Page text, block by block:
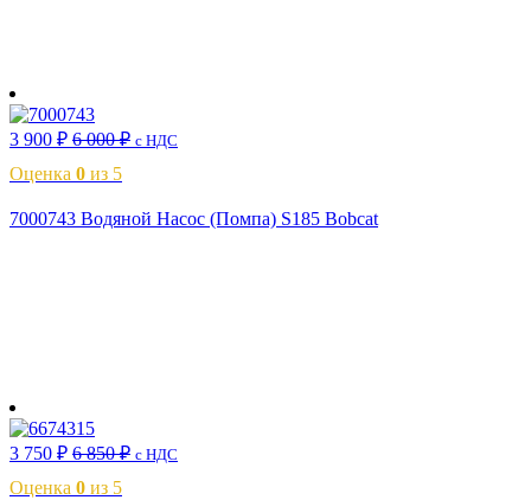
3 900 ₽ 6 000₽ с НДС
Оценка 0 из 5
7000743 Водяной Насос (Помпа) S185 Bobcat
3 750 ₽ 6 850₽ с НДС
Оценка 0 из 5